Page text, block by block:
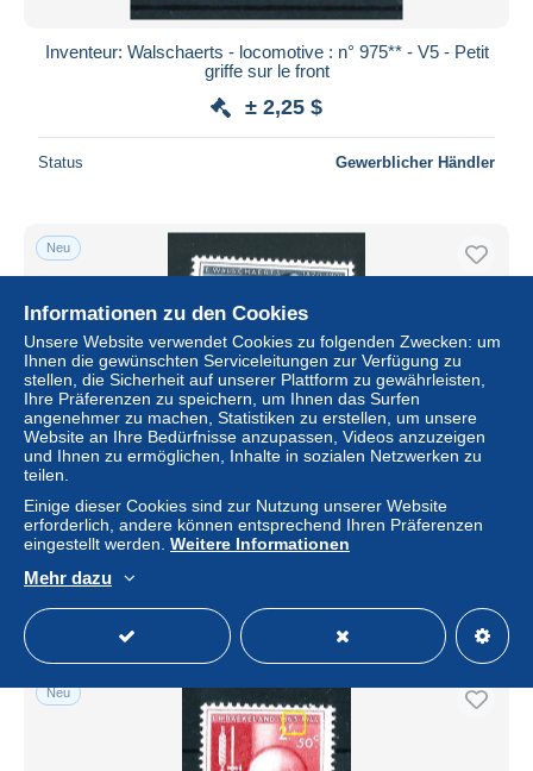
Inventeur: Walschaerts - locomotive : n° 975** - V5 - Petit
griffe sur le front
± 2,25 $
Status Gewerblicher Händler
Neu
Inventeur: Walschaerts - locomotive : n° 975** - V1 -
Piqûre devant l'oreille
± 8,03 $
Status Gewerblicher Händler
Neu
Informationen zu den Cookies
Unsere Website verwendet Cookies zu folgenden Zwecken: um
Ihnen die gewünschten Serviceleitungen zur Verfügung zu
stellen, die Sicherheit auf unserer Plattform zu gewährleisten,
Ihre Präferenzen zu speichern, um Ihnen das Surfen
angenehmer zu machen, Statistiken zu erstellen, um unsere
Website an Ihre Bedürfnisse anzupassen, Videos anzuzeigen
und Ihnen zu ermöglichen, Inhalte in sozialen Netzwerken zu
teilen.
Einige dieser Cookies sind zur Nutzung unserer Website
erforderlich, andere können entsprechend Ihren Präferenzen
eingestellt werden. Weitere Informationen
Mehr dazu